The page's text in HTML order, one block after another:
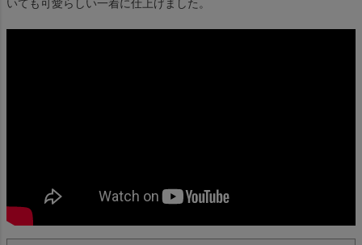
いても可愛らしい一着に仕上げました。